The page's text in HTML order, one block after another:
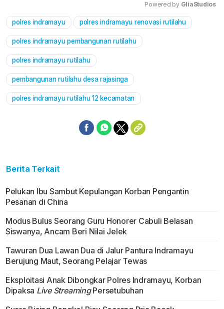
Mute
Powered by GliaStudios
polres indramayu polres indramayu renovasi rutilahu
polres indramayu pembangunan rutilahu
polres indramayu rutilahu
pembangunan rutilahu desa rajasinga
polres indramayu rutilahu 12 kecamatan
Berita Terkait
Pelukan Ibu Sambut Kepulangan Korban Pengantin
Pesanan di China
Modus Bulus Seorang Guru Honorer Cabuli Belasan
Siswanya, Ancam Beri Nilai Jelek
Tawuran Dua Lawan Dua di Jalur Pantura Indramayu
Berujung Maut, Seorang Pelajar Tewas
Eksploitasi Anak Dibongkar Polres Indramayu, Korban
Dipaksa Live StreamingPersetubuhan